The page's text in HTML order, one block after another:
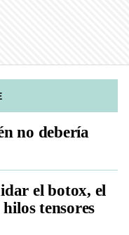
no debería
el botox, el
tensores